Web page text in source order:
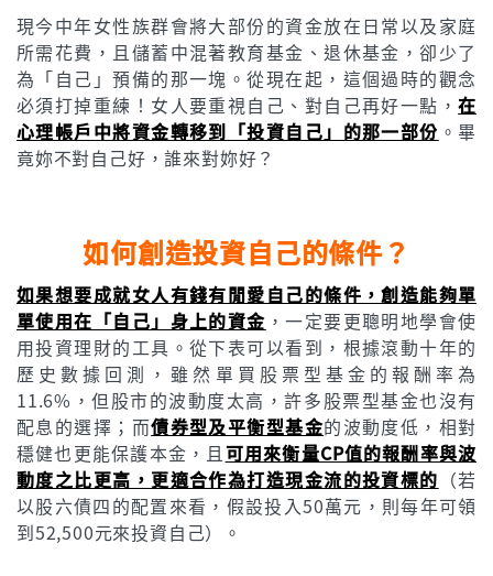
現今中年女性族群會將大部份的資金放在日常以及家庭
所需花費，且儲蓄中混著教育基金、退休基金，卻少了
為「自己」預備的那一塊。從現在起，這個過時的觀念
必須打掉重練！女人要重視自己、對自己再好一點，在
心理帳戶中將資金轉移到「投資自己」的那一部份 。畢
竟妳不對自己好，誰來對妳好？
如何創造投資自己的條件？
如果想要成就女人有錢有閒愛自己的條件，創造能夠單
單使用在「自己」身上的資金 ，一定要更聰明地學會使
用投資理財的工具。從下表可以看到，根據滾動十年的
歷史數據回測，雖然單買股票型基金的報酬率為
11.6%，但股市的波動度太高，許多股票型基金也沒有
配息的選擇；而債券型及平衡型基金的波動度低，相對
穩健也更能保護本金，且可用來衡量CP值的報酬率與波
動度之比更高，更適合作為打造現金流的投資標的 （若
以股六債四的配置來看，假設投入50萬元，則每年可領
到52,500元來投資自己）。